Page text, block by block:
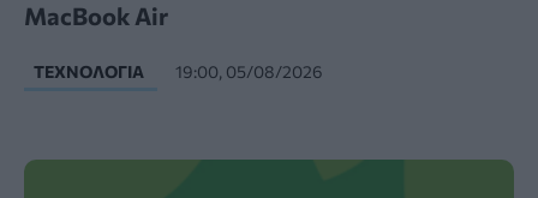
MacBook Air
ΤΕΧΝΟΛΟΓΊΑ 19:00, 05/08/2026